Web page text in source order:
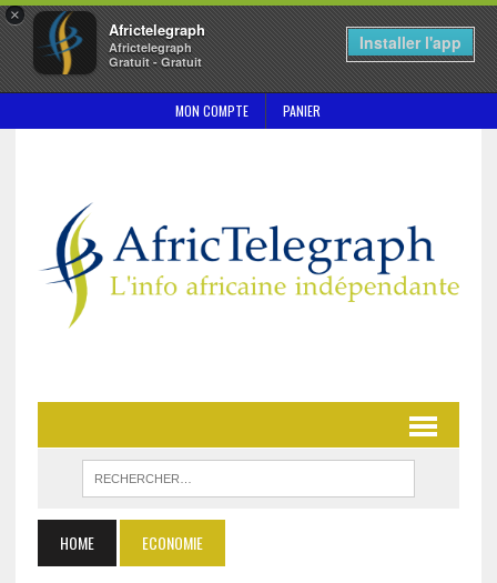
×
Africtelegraph
Africtelegraph
Gratuit - Gratuit
Installer l'app
MON COMPTE PANIER
HOME ECONOMIE